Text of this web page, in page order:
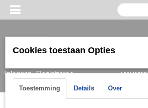
Inloggen Registreren
UW
Cookies toestaan Opties
Toestemming Details Over